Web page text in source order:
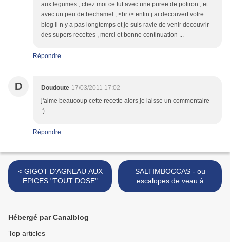
aux legumes , chez moi ce fut avec une puree de potiron , et
avec un peu de bechamel , <br /> enfin j ai decouvert votre
blog il n y a pas longtemps et je suis ravie de venir decouvrir
des supers recettes , merci et bonne continuation ...
Répondre
D Doudoute 17/03/2011 17:02
j'aime beaucoup cette recette alors je laisse un commentaire
:)
Répondre
< GIGOT D'AGNEAU AUX
EPICES "TOUT DOSE"
CROUTE AU YAOURT ET
SALTIMBOCCAS - ou
escalopes de veau à
l'italienne >
Hébergé par Canalblog
Top articles